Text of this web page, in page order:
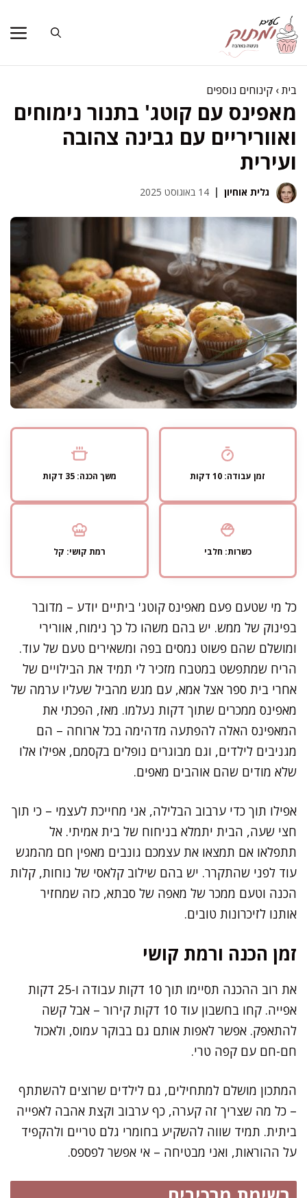
לתוכן
בית› קינוחים נוספים
מאפינס עם קוטג' בתנור נימוחים
ואווריריים עם גבינה צהובה
ועירית
גלית אוחיון 14 באוגוסט 2025
זמן עבודה: 10 דקות משך הכנה: 35 דקות
כשרות: חלבי רמת קושי: קל
כל מי שטעם פעם מאפינס קוטג' ביתיים יודע – מדובר
בפינוק של ממש. יש בהם משהו כל כך נימוח, אוורירי
ומושלם שהם פשוט נמסים בפה ומשאירים טעם של עוד.
הריח שמתפשט במטבח מזכיר לי תמיד את הבילויים של
אחרי בית ספר אצל אמא, עם מגש מהביל שעליו ערמה של
מאפינס ממכרים שתוך דקות נעלמו. מאז, הפכתי את
המאפינס האלה להפתעה מדהימה בכל ארוחה – הם
מגניבים לילדים, וגם מבוגרים נופלים בקסמם, אפילו אלו
שלא מודים שהם אוהבים מאפים.
אפילו תוך כדי ערבוב הבלילה, אני מחייכת לעצמי – כי תוך
חצי שעה, הבית יתמלא בניחוח של בית אמיתי. אל
תתפלאו אם תמצאו את עצמכם גונבים מאפין חם מהמגש
עוד לפני שהתקרר. יש בהם שילוב קלאסי של נוחות, קלות
הכנה וטעם ממכר של מאפה של סבתא, כזה שמחזיר
אותנו לזיכרונות טובים.
זמן הכנה ורמת קושי
את רוב ההכנה תסיימו תוך 10 דקות עבודה ו-25 דקות
אפייה. קחו בחשבון עוד 10 דקות קירור – אבל קשה
להתאפק. אפשר לאפות אותם גם בבוקר עמוס, ולאכול
חם-חם עם קפה טרי.
המתכון מושלם למתחילים, גם לילדים שרוצים להשתתף
– כל מה שצריך זה קערה, כף ערבוב וקצת אהבה לאפייה
ביתית. תמיד שווה להשקיע בחומרי גלם טריים ולהקפיד
על ההוראות, ואני מבטיחה – אי אפשר לפספס.